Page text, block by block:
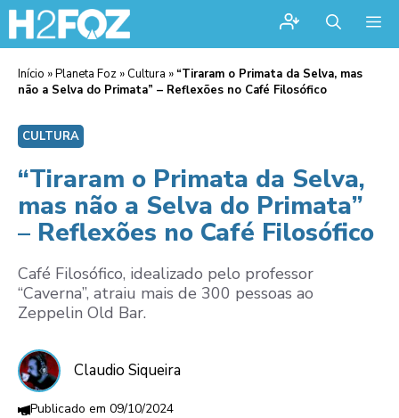
Início »Planeta Foz » Cultura » “Tiraram o Primata da Selva, mas
não a Selva do Primata” – Reflexões no Café Filosófico
CULTURA
“Tiraram o Primata da Selva,
mas não a Selva do Primata”
– Reflexões no Café Filosófico
Café Filosófico, idealizado pelo professor
“Caverna”, atraiu mais de 300 pessoas ao
Zeppelin Old Bar.
Claudio Siqueira
09/10/2024